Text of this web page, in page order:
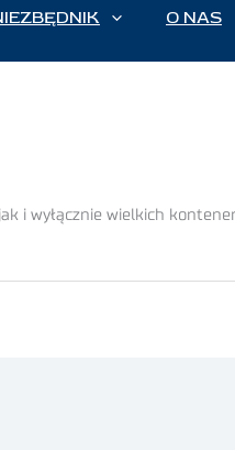
O NAS
i wyłącznie wielkich